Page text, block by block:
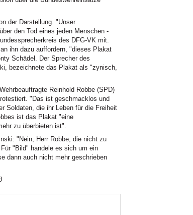
der Darstellung. "Unser
den Tod eines jeden Menschen -
des DFG-VK mit.
ihn dazu auffordern, "dieses Plakat
Schädel. Der Sprecher des
bezeichnete das Plakat als "zynisch,
Reinhold Robbe (SPD)
"Das ist geschmacklos und
Soldaten, die ihr Leben für die Freiheit
ist das Plakat "eine
zu überbieten ist".
"Nein, Herr Robbe, die nicht zu
"Bild" handele es sich um ein
dann auch nicht mehr geschrieben